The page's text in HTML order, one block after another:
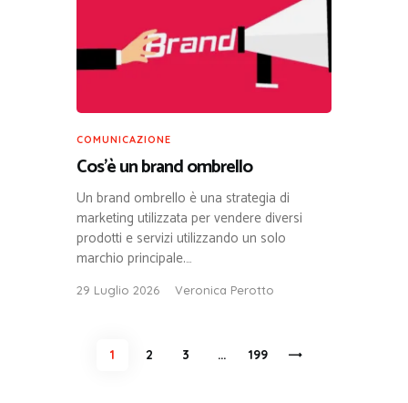
COMUNICAZIONE
Cos’è un brand ombrello
Un brand ombrello è una strategia di
marketing utilizzata per vendere diversi
prodotti e servizi utilizzando un solo
marchio principale.…
29 Luglio 2026 Veronica Perotto
Paginazione
PAGE
1 PAGE
2 PAGE
3 … PAGE
199
>